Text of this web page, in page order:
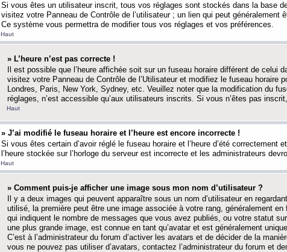
Si vous êtes un utilisateur inscrit, tous vos réglages sont stockés dans la base
visitez votre Panneau de Contrôle de l’utilisateur ; un lien qui peut généralement
Ce système vous permettra de modifier tous vos réglages et vos préférences.
Haut
» L’heure n’est pas correcte !
Il est possible que l’heure affichée soit sur un fuseau horaire différent de celui
visitez votre Panneau de Contrôle de l’Utilisateur et modifiez le fuseau horaire
Londres, Paris, New York, Sydney, etc. Veuillez noter que la modification du
réglages, n’est accessible qu’aux utilisateurs inscrits. Si vous n’êtes pas
Haut
» J’ai modifié le fuseau horaire et l’heure est encore incorrecte !
Si vous êtes certain d’avoir réglé le fuseau horaire et l’heure d’été correctement
l’heure stockée sur l’horloge du serveur est incorrecte et les administrateurs
Haut
» Comment puis-je afficher une image sous mon nom d’utilisateur ?
Il y a deux images qui peuvent apparaître sous un nom d’utilisateur en
utilisé, la première peut être une image associée à votre rang, généralement en
qui indiquent le nombre de messages que vous avez publiés, ou votre statut
une plus grande image, est connue en tant qu’avatar et est généralement
C’est à l’administrateur du forum d’activer les avatars et de décider de la
vous ne pouvez pas utiliser d’avatars, contactez l’administrateur du forum et